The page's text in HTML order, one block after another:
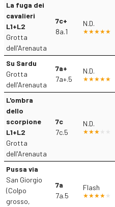
La fuga dei
cavalieri
L1+L2
Grotta
dell'Arenauta
7c+
8a.1
N.D.
Su Sardu
Grotta
dell'Arenauta
7a+
7a+.5
N.D.
L'ombra
dello
scorpione
L1+L2
Grotta
dell'Arenauta
7c
7c.5
N.D.
Pussa via
San Giorgio
(Colpo
grosso,
7a
7a.5
Flash